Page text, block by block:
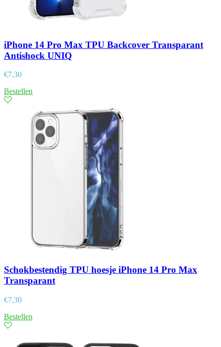
iPhone 14 Pro Max TPU Backcover Transparant
Antishock UNIQ
€7,30
Bestellen
Schokbestendig TPU hoesje iPhone 14 Pro Max
Transparant
€7,30
Bestellen